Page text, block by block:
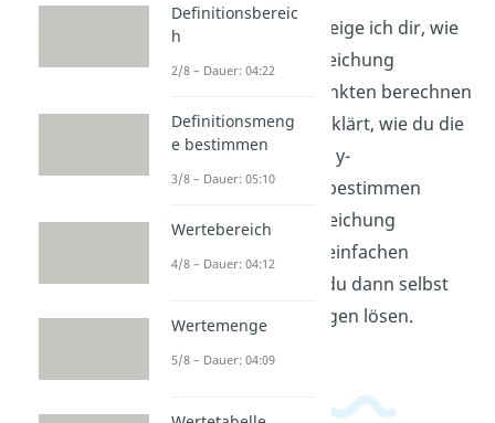
In diesem Video zeige ich dir, wie
du die Geradengleichung
zwischen zwei Punkten berechnen
kannst. Es wird erklärt, wie du die
Steigung und den y-
Achsenabschnitt bestimmen
kannst, um die Gleichung
aufzustellen. Mit einfachen
Schritten kannst du dann selbst
Geradengleichungen lösen.
Definitionsbereic
h
2/8 – Dauer: 04:22
Definitionsmeng
e bestimmen
3/8 – Dauer: 05:10
Wertebereich
4/8 – Dauer: 04:12
Wertemenge
5/8 – Dauer: 04:09